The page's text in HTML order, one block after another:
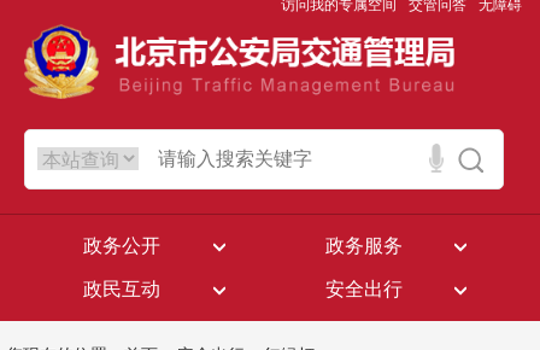
访问我的专属空间 交管问答 无障碍
政务公开 政务服务
政民互动 安全出行